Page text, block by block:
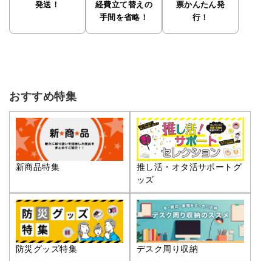
発送！
経費立て替えの
手間を省略！
票かんたん発
行！
おすすめ特集
新商品特集
推し活・オタ活サポートグ
ッズ
防災グッズ特集 デスク周り収納